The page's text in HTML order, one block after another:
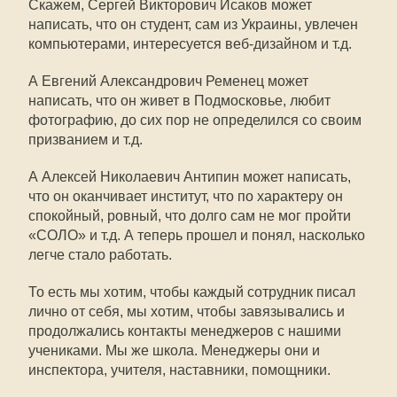
Скажем, Сергей Викторович Исаков может
написать, что он студент, сам из Украины, увлечен
компьютерами, интересуется веб-дизайном и т.д.
А Евгений Александрович Ременец может
написать, что он живет в Подмосковье, любит
фотографию, до сих пор не определился со своим
призванием и т.д.
А Алексей Николаевич Антипин может написать,
что он оканчивает институт, что по характеру он
спокойный, ровный, что долго сам не мог пройти
«СОЛО» и т.д. А теперь прошел и понял, насколько
легче стало работать.
То есть мы хотим, чтобы каждый сотрудник писал
лично от себя, мы хотим, чтобы завязывались и
продолжались контакты менеджеров с нашими
учениками. Мы же школа. Менеджеры они и
инспектора, учителя, наставники, помощники.